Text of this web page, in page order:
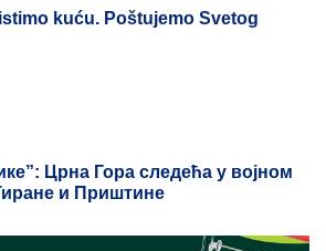
kuću. Poštujemo Svetog
Црна Гора следећа у војном
и Приштине